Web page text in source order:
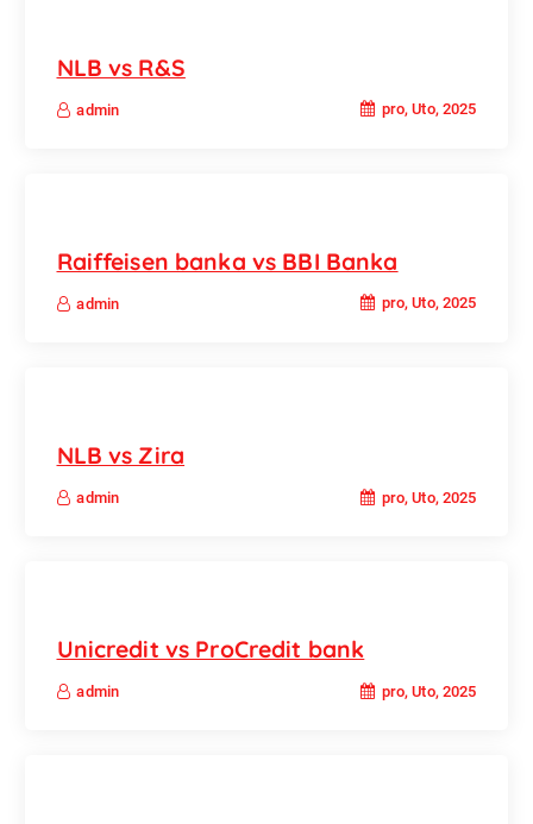
NLB vs R&S
admin pro, Uto, 2025
Raiffeisen banka vs BBI Banka
admin pro, Uto, 2025
NLB vs Zira
admin pro, Uto, 2025
Unicredit vs ProCredit bank
admin pro, Uto, 2025